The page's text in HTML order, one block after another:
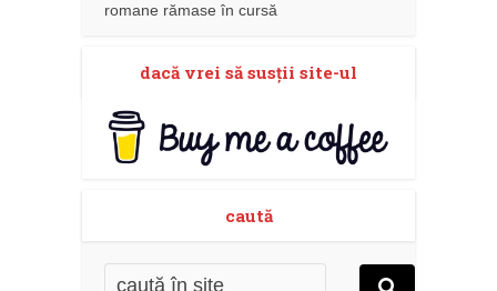
romane rămase în cursă
dacă vrei să susţii site-ul
caută